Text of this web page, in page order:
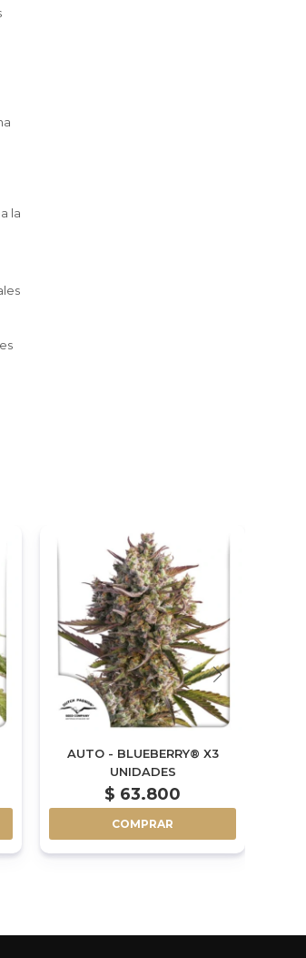
la
AUTO - BLUEBERRY® X3
UNIDADES
$ 63.800
COMPRAR